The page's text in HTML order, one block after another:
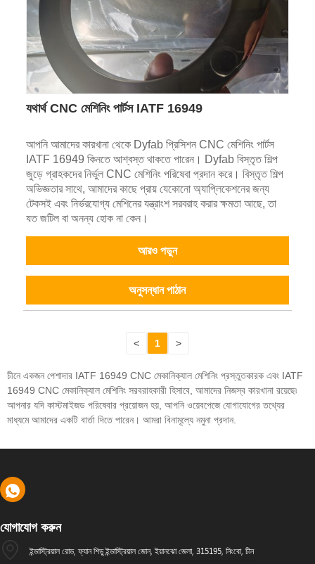
যথার্থ CNC মেশিনিং পার্টস IATF 16949
আপনি আমাদের কারখানা থেকে Dyfab প্রিসিশন CNC মেশিনিং পার্টস
IATF 16949 কিনতে আশ্বস্ত থাকতে পারেন। Dyfab বিস্তৃত শিল্প
জুড়ে গ্রাহকদের নির্ভুল CNC মেশিনিং পরিষেবা প্রদান করে। বিস্তৃত শিল্প
অভিজ্ঞতার সাথে, আমাদের কাছে প্রায় যেকোনো অ্যাপ্লিকেশনের জন্য
টেকসই এবং নির্ভরযোগ্য মেশিনের যন্ত্রাংশ সরবরাহ করার ক্ষমতা আছে, তা
যত জটিল বা অনন্য হোক না কেন।
আরও পড়ুন
অনুসন্ধান পাঠান
< 1 >
চীনে একজন পেশাদার IATF 16949 CNC মেকানিক্যাল মেশিনিং প্রস্তুতকারক এবং IATF
16949 CNC মেকানিক্যাল মেশিনিং সরবরাহকারী হিসাবে, আমাদের নিজস্ব কারখানা রয়েছে৷
আপনার যদি কাস্টমাইজড পরিষেবার প্রয়োজন হয়, আপনি ওয়েবপেজে যোগাযোগের তথ্যের
মাধ্যমে আমাদের একটি বার্তা দিতে পারেন। আমরা বিনামূল্যে নমুনা প্রদান.
যোগাযোগ করুন
ইন্ডাস্ট্রিয়াল রোড, ফ্যান শিডু ইন্ডাস্ট্রিয়াল জোন, ইয়ানঝো জেলা, 315195, নিংবো, চীন